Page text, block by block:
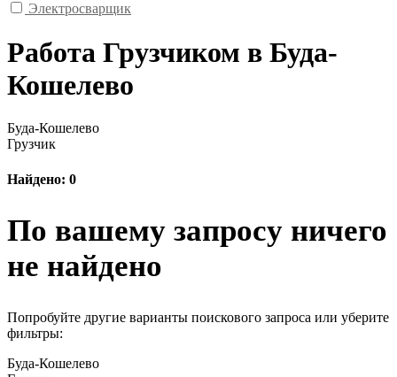
Электросварщик
Работа Грузчиком в Буда-
Кошелево
Буда-Кошелево
Грузчик
Найдено: 0
По вашему запросу ничего
не найдено
Попробуйте другие варианты поискового запроса или уберите
фильтры:
Буда-Кошелево